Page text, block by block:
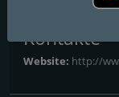
Kontakte
Website: http://